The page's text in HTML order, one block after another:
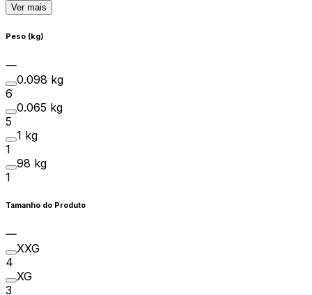
Ver mais
Peso (kg)
0.098 kg
6
0.065 kg
5
1 kg
1
98 kg
1
Tamanho do Produto
XXG
4
XG
3